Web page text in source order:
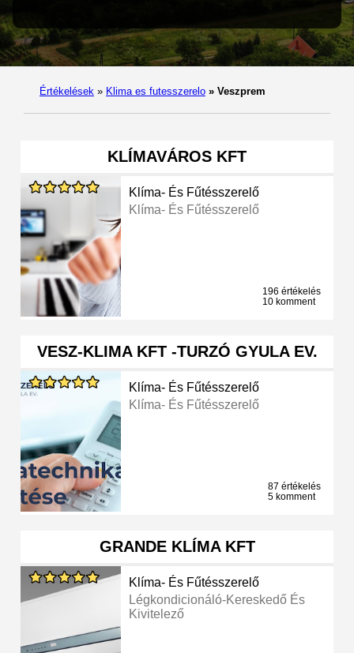
Értékelések » Klima es futesszerelo » Veszprem
KLÍMAVÁROS KFT
Klíma- És Fűtésszerelő
Klíma- És Fűtésszerelő
196 értékelés
10 komment
VESZ-KLIMA KFT -TURZÓ GYULA EV.
Klíma- És Fűtésszerelő
Klíma- És Fűtésszerelő
87 értékelés
5 komment
GRANDE KLÍMA KFT
Klíma- És Fűtésszerelő
Légkondicionáló-Kereskedő És
Kivitelező